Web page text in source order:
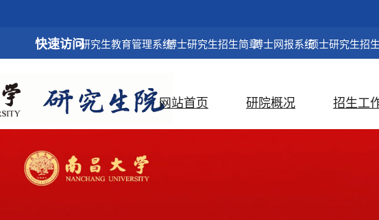
快速访问研究生教育管理系统博士研究生招生简章博士网报系统硕士研究生招
网站首页 研院概况 招生工